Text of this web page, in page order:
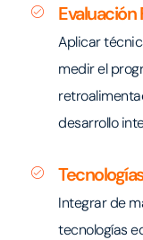
Evaluación
Aplicar
medir el
desarrollo
Integrar de
tecnologías